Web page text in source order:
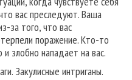
вас преследуют. Ваша
за того, что вас
поражение. Кто-то
злобно нападает на вас.
Закулисные интриганы.